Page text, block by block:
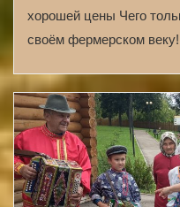
хорошей цены Чего
своём фермерском